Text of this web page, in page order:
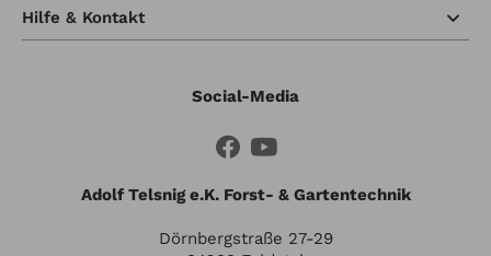
Hilfe & Kontakt
Social-Media
Adolf Telsnig e.K. Forst- & Gartentechnik
Dörnbergstraße 27-29